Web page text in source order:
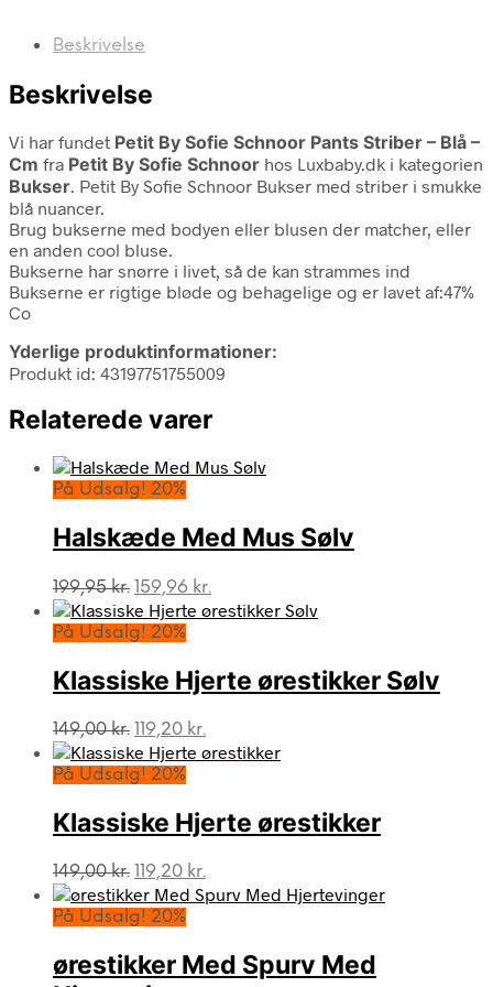
Beskrivelse
Beskrivelse
Vi har fundet Petit By Sofie Schnoor Pants Striber – Blå –
Cm fra Petit By Sofie Schnoor hos Luxbaby.dk i kategorien
Bukser. Petit By Sofie Schnoor Bukser med striber i smukke
blå nuancer.
Brug bukserne med bodyen eller blusen der matcher, eller
en anden cool bluse.
Bukserne har snørre i livet, så de kan strammes ind
Bukserne er rigtige bløde og behagelige og er lavet af:47%
Co
Yderlige produktinformationer:
Produkt id: 43197751755009
Relaterede varer
På Udsalg! 20%
Halskæde Med Mus Sølv
199,95kr. Den
oprindelige
pris
199,95 kr..
159,96 kr.
aktuelle
159,96 kr..
På Udsalg! 20%
Klassiske Hjerte ørestikker Sølv
149,00kr. Den
oprindelige
pris
149,00 kr..
119,20 kr.
aktuelle
119,20 kr..
På Udsalg! 20%
Klassiske Hjerte ørestikker
149,00kr. Den
oprindelige
pris
149,00 kr..
119,20 kr.
aktuelle
119,20 kr..
På Udsalg! 20%
ørestikker Med Spurv Med